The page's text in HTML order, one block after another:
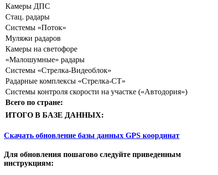
Камеры ДПС
Стац. радары
Системы «Поток»
Муляжи радаров
Камеры на светофоре
«Малошумные» радары
Системы «Стрелка-Видеоблок»
Радарные комплексы «Стрелка-СТ»
Системы контроля скорости на участке («Автодория»)
Всего по стране:
ИТОГО В БАЗЕ ДАННЫХ:
Скачать обновление базы данных GPS координат
Для обновления пошагово следуйте приведенным
инструкциям: